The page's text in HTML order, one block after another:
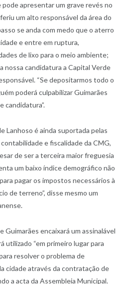
apresentar um grave revés no
um alto responsável da área do
se anda com medo que o aterro
e entre em ruptura,
de lixo para o meio ambiente;
nossa candidatura a Capital Verde
“Se depositarmos todo o
poderá culpabilizar Guimarães
candidatura”.
Lanhoso é ainda suportada pelas
e fiscalidade da CMG,
de ser a terceira maior freguesia
um baixo índice demográfico não
pagar os impostos necessários à
de terreno”, disse mesmo um
Guimarães encaixará um assinalável
utilizado “em primeiro lugar para
resolver o problema de
cidade através da contratação de
a acta da Assembleia Municipal.